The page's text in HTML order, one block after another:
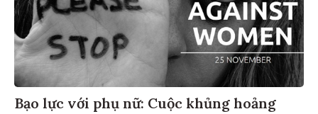
Bạo lực với phụ nữ: Cuộc khủng hoảng